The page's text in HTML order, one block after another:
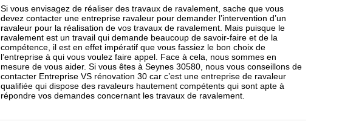
Si vous envisagez de réaliser des travaux de ravalement, sache que vous
devez contacter une entreprise ravaleur pour demander l’intervention d’un
ravaleur pour la réalisation de vos travaux de ravalement. Mais puisque le
ravalement est un travail qui demande beaucoup de savoir-faire et de la
compétence, il est en effet impératif que vous fassiez le bon choix de
l’entreprise à qui vous voulez faire appel. Face à cela, nous sommes en
mesure de vous aider. Si vous êtes à Seynes 30580, nous vous conseillons de
contacter Entreprise VS rénovation 30 car c’est une entreprise de ravaleur
qualifiée qui dispose des ravaleurs hautement compétents qui sont apte à
répondre vos demandes concernant les travaux de ravalement.